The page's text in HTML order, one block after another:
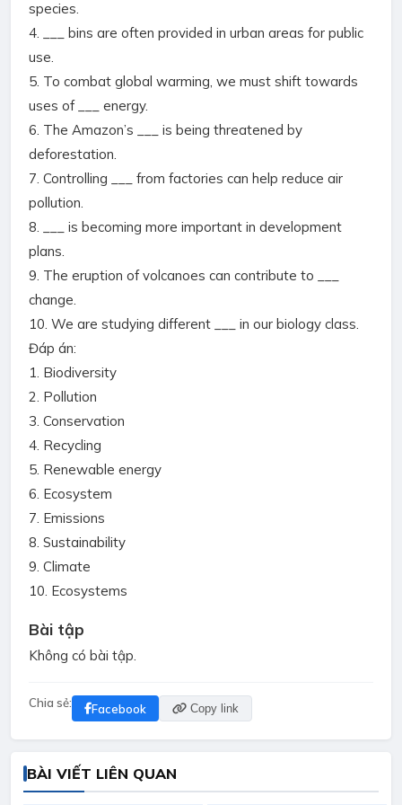
species.
4. ___ bins are often provided in urban areas for public
use.
5. To combat global warming, we must shift towards
uses of ___ energy.
6. The Amazon’s ___ is being threatened by
deforestation.
7. Controlling ___ from factories can help reduce air
pollution.
8. ___ is becoming more important in development
plans.
9. The eruption of volcanoes can contribute to ___
change.
10. We are studying different ___ in our biology class.
Đáp án:
1. Biodiversity
2. Pollution
3. Conservation
4. Recycling
5. Renewable energy
6. Ecosystem
7. Emissions
8. Sustainability
9. Climate
10. Ecosystems
Bài tập
Không có bài tập.
Chia sẻ: Facebook Copy link
BÀI VIẾT LIÊN QUAN